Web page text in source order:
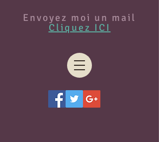
Envoyez moi un mail
Cliquez ICI